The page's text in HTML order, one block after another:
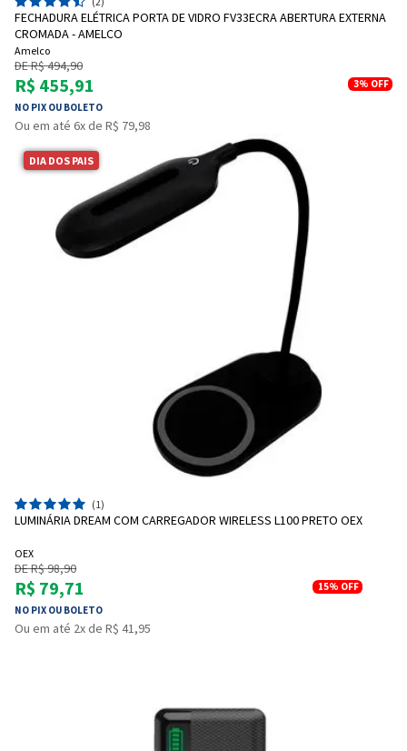
FECHADURA ELÉTRICA PORTA DE VIDRO FV33ECRA ABERTURA EXTERNA
CROMADA - AMELCO
Amelco
DE R$ 494,90
R$ 455,91
NO PIX OU BOLETO
3% OFF
Ou em até 6x de R$ 79,98
DIA DOS PAIS
(1)
LUMINÁRIA DREAM COM CARREGADOR WIRELESS L100 PRETO OEX
OEX
DE R$ 98,90
R$ 79,71
NO PIX OU BOLETO
15% OFF
Ou em até 2x de R$ 41,95